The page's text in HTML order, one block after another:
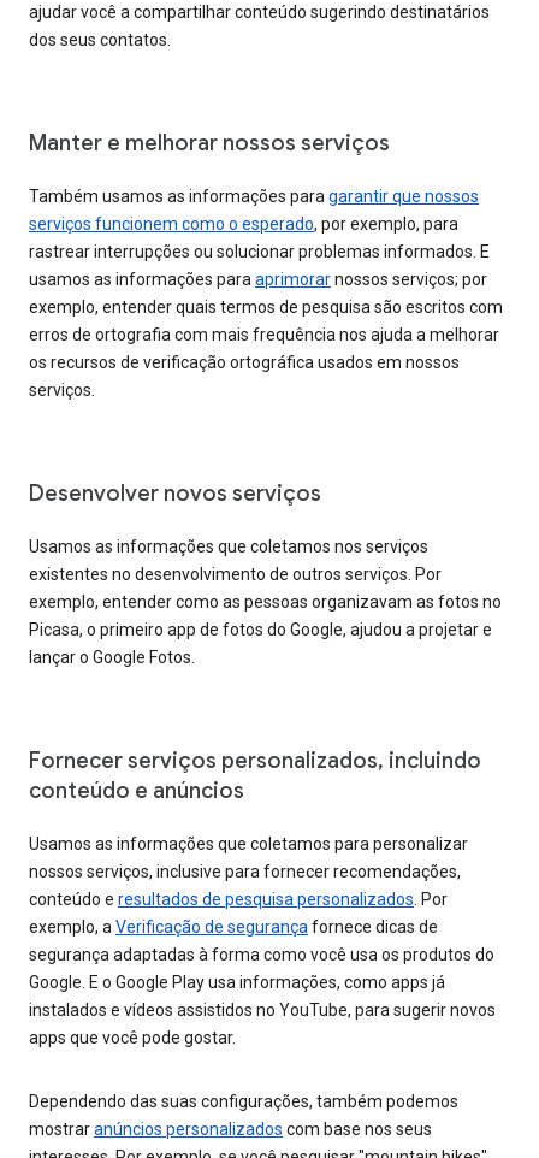
ajudar você a compartilhar conteúdo sugerindo destinatários
dos seus contatos.
Manter e melhorar nossos serviços
Também usamos as informações para garantir que nossos
serviços funcionem como o esperado, por exemplo, para
rastrear interrupções ou solucionar problemas informados. E
usamos as informações para aprimorarnossos serviços; por
exemplo, entender quais termos de pesquisa são escritos com
erros de ortografia com mais frequência nos ajuda a melhorar
os recursos de verificação ortográfica usados em nossos
serviços.
Desenvolver novos serviços
Usamos as informações que coletamos nos serviços
existentes no desenvolvimento de outros serviços. Por
exemplo, entender como as pessoas organizavam as fotos no
Picasa, o primeiro app de fotos do Google, ajudou a projetar e
lançar o Google Fotos.
Fornecer serviços personalizados, incluindo
conteúdo e anúncios
Usamos as informações que coletamos para personalizar
nossos serviços, inclusive para fornecer recomendações,
conteúdo e resultados de pesquisa personalizados . Por
exemplo, a Verificação de segurança fornece dicas de
segurança adaptadas à forma como você usa os produtos do
Google. E o Google Play usa informações, como apps já
instalados e vídeos assistidos no YouTube, para sugerir novos
apps que você pode gostar.
Dependendo das suas configurações, também podemos
mostraranúncios personalizados com base nos seus